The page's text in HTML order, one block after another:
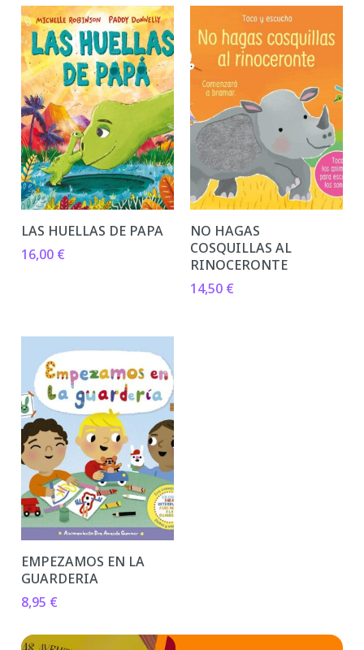
LAS HUELLAS DE PAPA
16,00 €
NO HAGAS
COSQUILLAS AL
RINOCERONTE
14,50 €
EMPEZAMOS EN LA
GUARDERIA
8,95 €